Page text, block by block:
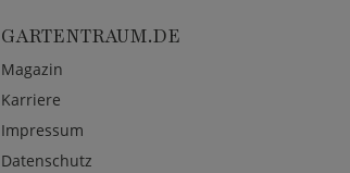
GARTENTRAUM.DE
Magazin
Karriere
Impressum
Datenschutz